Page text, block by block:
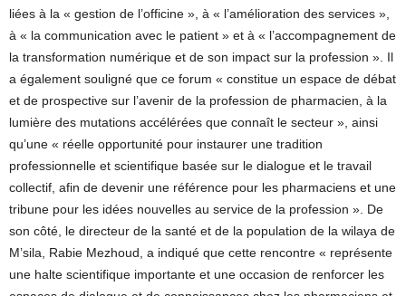
liées à la « gestion de l’officine », à « l’amélioration des services »,
à « la communication avec le patient » et à « l’accompagnement de
la transformation numérique et de son impact sur la profession ». Il
a également souligné que ce forum « constitue un espace de débat
et de prospective sur l’avenir de la profession de pharmacien, à la
lumière des mutations accélérées que connaît le secteur », ainsi
qu’une « réelle opportunité pour instaurer une tradition
professionnelle et scientifique basée sur le dialogue et le travail
collectif, afin de devenir une référence pour les pharmaciens et une
tribune pour les idées nouvelles au service de la profession ». De
son côté, le directeur de la santé et de la population de la wilaya de
M’sila, Rabie Mezhoud, a indiqué que cette rencontre « représente
une halte scientifique importante et une occasion de renforcer les